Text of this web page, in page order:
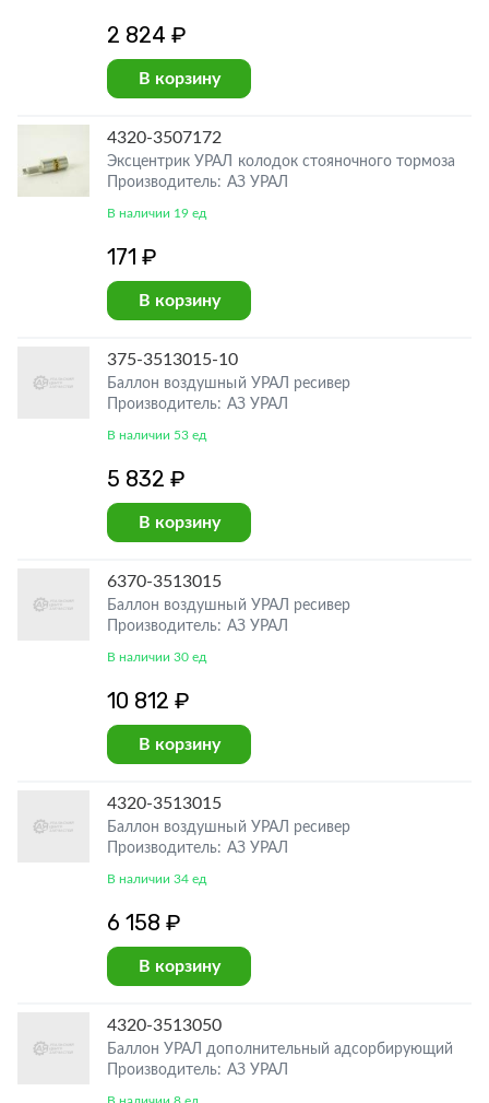
2 824 ₽
В корзину
4320-3507172
Эксцентрик УРАЛ колодок стояночного тормоза
Производитель: АЗ УРАЛ
В наличии 19 ед
171 ₽
В корзину
375-3513015-10
Баллон воздушный УРАЛ ресивер
Производитель: АЗ УРАЛ
В наличии 53 ед
5 832 ₽
В корзину
6370-3513015
Баллон воздушный УРАЛ ресивер
Производитель: АЗ УРАЛ
В наличии 30 ед
10 812 ₽
В корзину
4320-3513015
Баллон воздушный УРАЛ ресивер
Производитель: АЗ УРАЛ
В наличии 34 ед
6 158 ₽
В корзину
4320-3513050
Баллон УРАЛ дополнительный адсорбирующий
Производитель: АЗ УРАЛ